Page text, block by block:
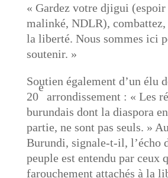
« Gardez votre djigui (espoir
malinké, NDLR),
la liberté. Nous sommes ici
soutenir. »
Soutien également d’un élu
20
e
arrondissement : « Les
burundais dont la diaspora
partie, ne sont pas seuls. »
Burundi, signale-t-il, l’écho
peuple est entendu par ceux
farouchement attachés à la